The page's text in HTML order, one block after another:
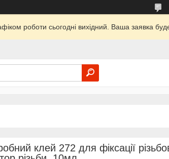
роботи сьогодні вихідний. Ваша заявка
клей 272 для фіксації